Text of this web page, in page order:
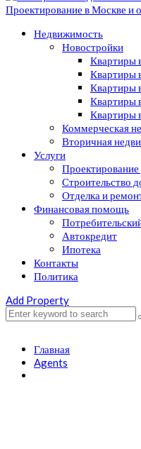
Недвижимость
Новостройки
Квартиры
Квартиры
Квартиры
Квартиры
Квартиры
Коммерческая
Вторичная
Услуги
Строительство
Отделка и
Финансовая помощь
Автокредит
Ипотека
Контакты
Политика
Add Property
Главная
Agents